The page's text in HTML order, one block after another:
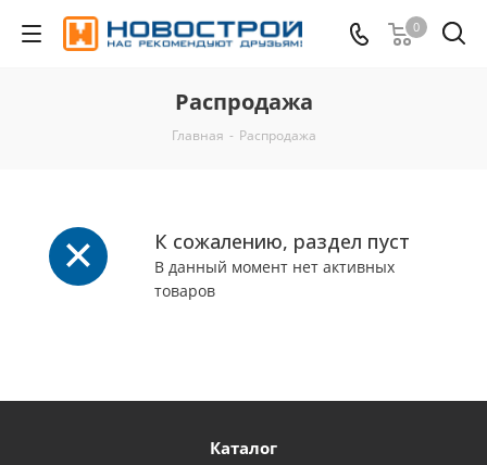
0
Распродажа
Главная - Распродажа
К сожалению, раздел пуст
В данный момент нет активных
товаров
Каталог